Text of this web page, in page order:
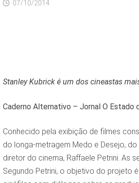
07/10/2014
Stanley Kubrick é um dos cineastas
Caderno Alternativo – Jornal O Estado
Conhecido pela exibição de filmes
do longa-metragem Medo e Desejo,
diretor do cinema, Raffaele Petrini. As
Segundo Petrini, o objetivo do projeto